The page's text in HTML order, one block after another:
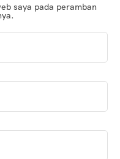
saya pada peramban